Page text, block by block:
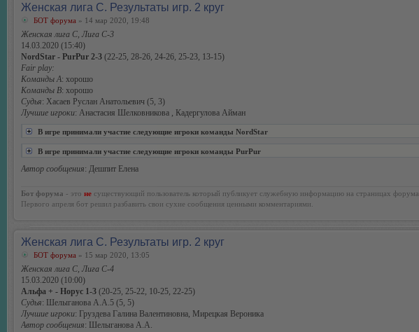
Женская лига С. Результаты игр. 2 круг
БОТ форума » 14 мар 2020, 19:48
Женская лига С, Лига С-3
14.03.2020 (15:40)
NordStar - PurPur 2-3 (22-25, 28-26, 24-26, 25-23, 13-15)
Fair play:
Команды А: хорошо
Команды В: хорошо
Судья: Хасаев Руслан Анатольевич (5, 3)
Лучшие игроки: Анастасия Шелковникова , Кадергулова Айман
В игре принимали участие следующие игроки команды NordStar
В игре принимали участие следующие игроки команды PurPur
Автор сообщения: Дешпит Елена
Бот форума - это не существующий пользователь который публикует служебную информацию на страницах форума.
Первого апреля бот решил разбавить свои сухие сообщения ценными комментариями.
Женская лига С. Результаты игр. 2 круг
БОТ форума » 15 мар 2020, 13:05
Женская лига С, Лига С-4
15.03.2020 (10:00)
Альфа + - Норус 1-3 (20-25, 25-22, 10-25, 22-25)
Судья: Шелыганова А.А.5 (5, 5)
Лучшие игроки: Груздева Галина Валентиновна, Мирецкая Вероника
Автор сообщения: Шелыганова А.А.